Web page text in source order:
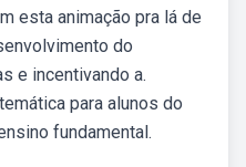
esta animação pra lá de
do
e incentivando a.
para alunos do
fundamental.